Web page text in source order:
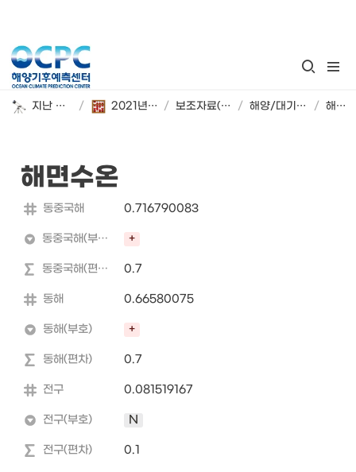
지난 해양기후 계절 전망 / 2021년 9~11월 해양기후 시범 전망 / 보조자료(2021년 9~11월) / 해양/대기변수 편차 및 부호 / 해면수온
해면수온
동중국해 0.716790083
동중국해(부호) +
동중국해(편차) 0.7
동해 0.66580075
동해(부호) +
동해(편차) 0.7
전구 0.081519167
전구(부호) N
전구(편차) 0.1